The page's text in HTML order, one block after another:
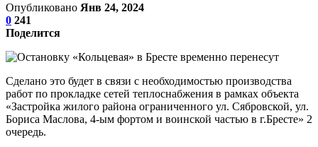
Опубликовано Янв 24, 2024
0 241
Поделится
Сделано это будет в связи с необходимостью производства
работ по прокладке сетей теплоснабжения в рамках объекта
«Застройка жилого района ограниченного ул. Сябровской, ул.
Бориса Маслова, 4-ым фортом и воинской частью в г.Бресте» 2
очередь.